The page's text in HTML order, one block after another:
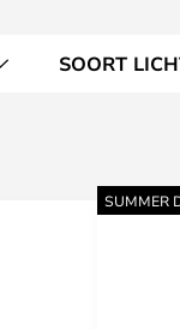
SOORT
SUMMER